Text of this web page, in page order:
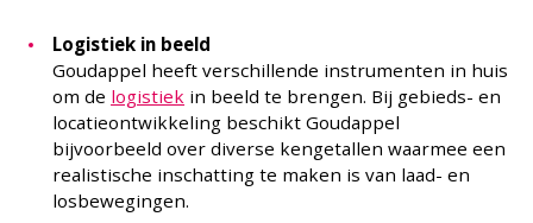
Logistiek in beeld
Goudappel heeft verschillende instrumenten in huis
om de logistiek in beeld te brengen. Bij gebieds- en
locatieontwikkeling beschikt Goudappel
bijvoorbeeld over diverse kengetallen waarmee een
realistische inschatting te maken is van laad- en
losbewegingen.